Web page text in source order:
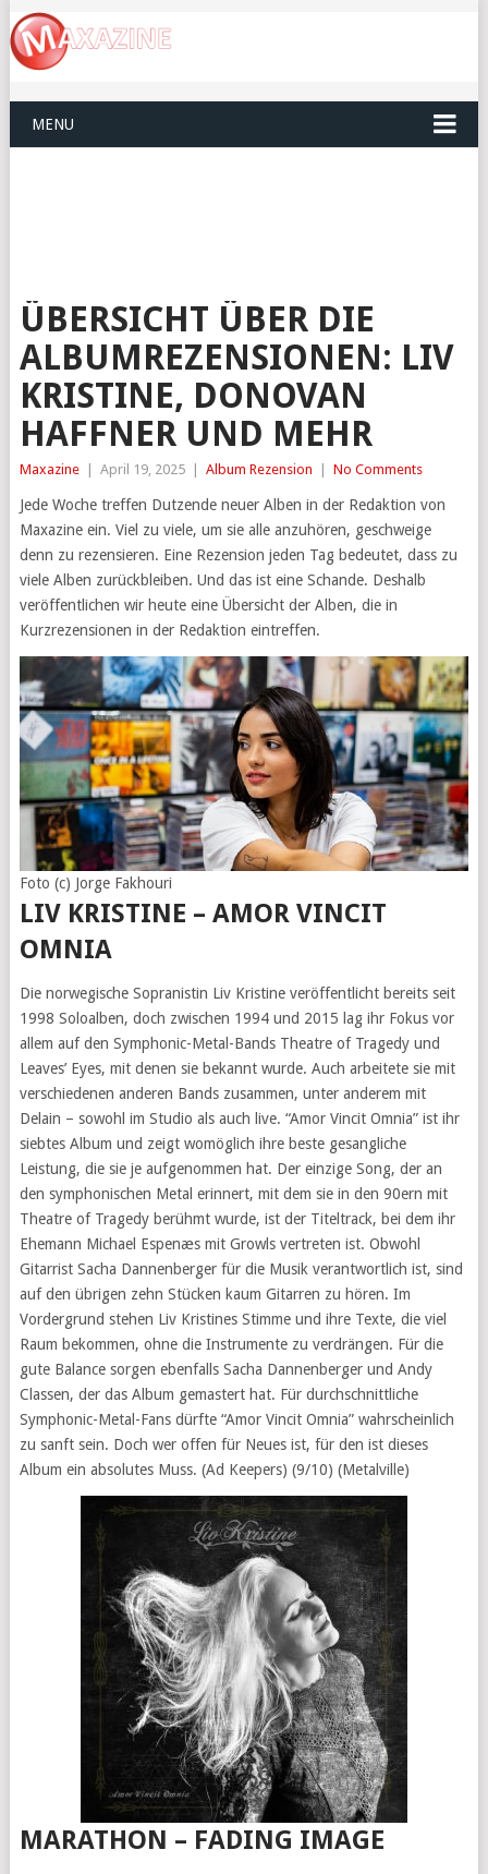
MENU
ÜBERSICHT ÜBER DIE
ALBUMREZENSIONEN: LIV
KRISTINE, DONOVAN
HAFFNER UND MEHR
Maxazine April 19, 2025 Album Rezension No Comments
Jede Woche treffen Dutzende neuer Alben in der Redaktion von
Maxazine ein. Viel zu viele, um sie alle anzuhören, geschweige
denn zu rezensieren. Eine Rezension jeden Tag bedeutet, dass zu
viele Alben zurückbleiben. Und das ist eine Schande. Deshalb
veröffentlichen wir heute eine Übersicht der Alben, die in
Kurzrezensionen in der Redaktion eintreffen.
Foto (c) Jorge Fakhouri
LIV KRISTINE – AMOR VINCIT
OMNIA
Die norwegische Sopranistin Liv Kristine veröffentlicht bereits seit
1998 Soloalben, doch zwischen 1994 und 2015 lag ihr Fokus vor
allem auf den Symphonic-Metal-Bands Theatre of Tragedy und
Leaves’ Eyes, mit denen sie bekannt wurde. Auch arbeitete sie mit
verschiedenen anderen Bands zusammen, unter anderem mit
Delain – sowohl im Studio als auch live. “Amor Vincit Omnia” ist ihr
siebtes Album und zeigt womöglich ihre beste gesangliche
Leistung, die sie je aufgenommen hat. Der einzige Song, der an
den symphonischen Metal erinnert, mit dem sie in den 90ern mit
Theatre of Tragedy berühmt wurde, ist der Titeltrack, bei dem ihr
Ehemann Michael Espenæs mit Growls vertreten ist. Obwohl
Gitarrist Sacha Dannenberger für die Musik verantwortlich ist, sind
auf den übrigen zehn Stücken kaum Gitarren zu hören. Im
Vordergrund stehen Liv Kristines Stimme und ihre Texte, die viel
Raum bekommen, ohne die Instrumente zu verdrängen. Für die
gute Balance sorgen ebenfalls Sacha Dannenberger und Andy
Classen, der das Album gemastert hat. Für durchschnittliche
Symphonic-Metal-Fans dürfte “Amor Vincit Omnia” wahrscheinlich
zu sanft sein. Doch wer offen für Neues ist, für den ist dieses
Album ein absolutes Muss. (Ad Keepers) (9/10) (Metalville)
MARATHON – FADING IMAGE